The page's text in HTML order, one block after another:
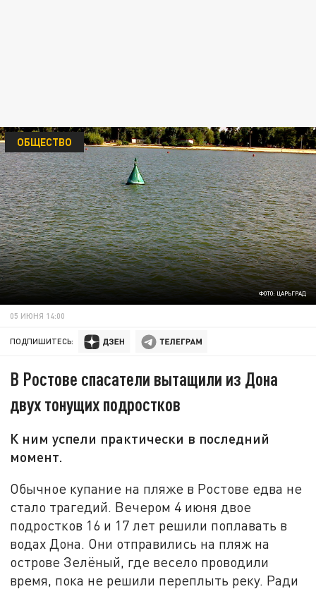
ФОТО: ЦАРЬГРАД
ОБЩЕСТВО
05 ИЮНЯ 14:00
ПОДПИШИТЕСЬ:
В Ростове спасатели вытащили из Дона
двух тонущих подростков
К ним успели практически в последний
момент.
Обычное купание на пляже в Ростове едва не
стало трагедий. Вечером 4 июня двое
подростков 16 и 17 лет решили поплавать в
водах Дона. Они отправились на пляж на
острове Зелёный, где весело проводили
время, пока не решили переплыть реку. Ради